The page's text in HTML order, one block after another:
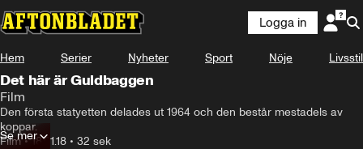
Logga in
Hem Serier Nyheter Sport Nöje Livsstil
Det här är Guldbaggen
Film
Den första statyetten delades ut 1964 och den består mestadels av
koppar.
Film•18.01.18 • 32 sek
Se mer